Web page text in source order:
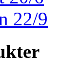
22/9